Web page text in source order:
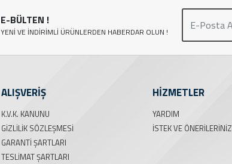
E-BÜLTEN !
YENİ VE İNDİRİMLİ ÜRÜNLERDEN HABERDAR OLUN !
ALIŞVERİŞ
K.V.K. KANUNU
GIZLILIK SÖZLEŞMESI
GARANTI ŞARTLARI
TESLIMAT ŞARTLARI
HİZMETLER
YARDIM
İSTEK VE ÖNERILERINIZ